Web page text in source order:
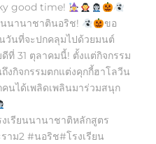
good time!
นนานาชาตินอริช!
ขอ
วันที่จะปกคลุมไปด้วยมนต์
ที่ 31 ตุลาคมนี้! ตั้งแต่กิจกรรม
งกิจกรรมตกแต่งคุกกี้ฮาโลวีน
นได้เพลิดเพลินมาร่วมสนุก
เรียนนานาชาติหลักสูตร
าม2 #นอริช#โรงเรียน